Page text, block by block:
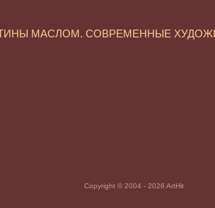
МАСЛОМ. СОВРЕМЕННЫЕ
Copyright © 2004 - 2026 ArtHit